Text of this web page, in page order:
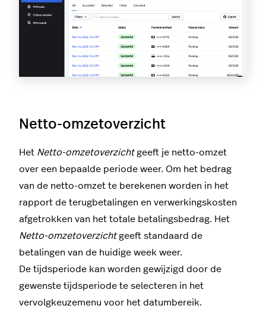
Netto-omzetoverzicht
Het Netto-omzetoverzichtgeeft je netto-omzet
over een bepaalde periode weer. Om het bedrag
van de netto-omzet te berekenen worden in het
rapport de terugbetalingen en verwerkingskosten
afgetrokken van het totale betalingsbedrag. Het
Netto-omzetoverzichtgeeft standaard de
betalingen van de huidige week weer.
De tijdsperiode kan worden gewijzigd door de
gewenste tijdsperiode te selecteren in het
vervolgkeuzemenu voor het datumbereik.